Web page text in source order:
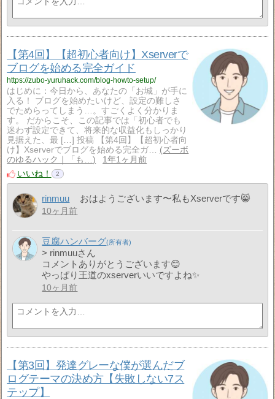
【第4回】【超初心者向け】Xserverで
ブログを始める完全ガイド
https://zubo-yuruhack.com/blog-howto-setup/
はじめに：今日から、あなたの「お城」が手に
入る！ ブログを始めたいけど、設定の難しさ
でためらってしまう…。すごくよく分かりま
す。 だからこそ、この記事では「初心者でも
迷わず設定できて、将来的な収益化もしっかり
見据えた、最 […] 投稿 【第4回】【超初心者向
け】Xserverでブログを始める完全ガ…
ズーボ
のゆるハック｜「も…
1年1ヶ月前
いいね！
2
rinmuu おはようございます〜私もXserverです😸
10ヶ月前
豆腐ハンバーグ
> rinmuuさん
コメントありがとうございます😊
やっぱり王道のxserverいいですよね✨️
10ヶ月前
【第3回】発達グレーな僕が選んだブ
ログテーマの決め方【失敗しない7ス
テップ】